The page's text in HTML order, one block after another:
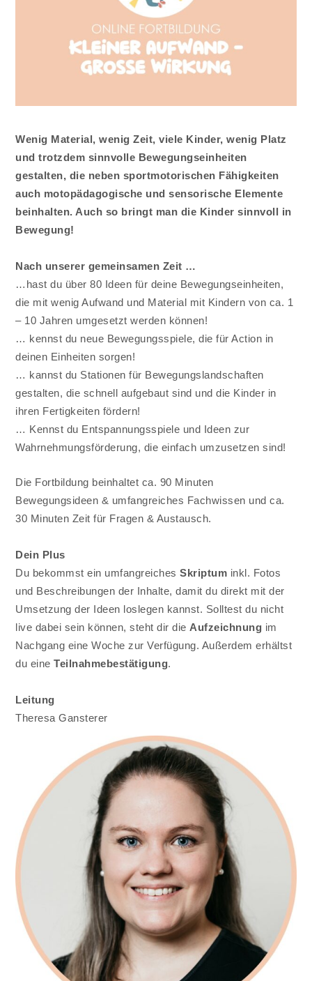
Wenig Material, wenig Zeit, viele Kinder, wenig Platz
und trotzdem sinnvolle Bewegungseinheiten
gestalten, die neben sportmotorischen Fähigkeiten
auch motopädagogische und sensorische Elemente
beinhalten. Auch so bringt man die Kinder sinnvoll in
Bewegung!
Nach unserer gemeinsamen Zeit …
…hast du über 80 Ideen für deine Bewegungseinheiten,
die mit wenig Aufwand und Material mit Kindern von ca. 1
– 10 Jahren umgesetzt werden können!
… kennst du neue Bewegungsspiele, die für Action in
deinen Einheiten sorgen!
… kannst du Stationen für Bewegungslandschaften
gestalten, die schnell aufgebaut sind und die Kinder in
ihren Fertigkeiten fördern!
… Kennst du Entspannungsspiele und Ideen zur
Wahrnehmungsförderung, die einfach umzusetzen sind!
Die Fortbildung beinhaltet ca. 90 Minuten
Bewegungsideen & umfangreiches Fachwissen und ca.
30 Minuten Zeit für Fragen & Austausch.
Dein Plus
Du bekommst ein umfangreichesSkriptum inkl. Fotos
und Beschreibungen der Inhalte, damit du direkt mit der
Umsetzung der Ideen loslegen kannst. Solltest du nicht
live dabei sein können, steht dir die Aufzeichnung im
Nachgang eine Woche zur Verfügung. Außerdem erhältst
du eineTeilnahmebestätigung.
Leitung
Theresa Gansterer